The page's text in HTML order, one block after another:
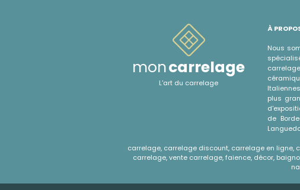
moncarrelage
L'art du carrelage
À
Nous
plus
de
carrelage, carrelage discount, carrelage en ligne,
carrelage, vente carrelage, faience, décor,